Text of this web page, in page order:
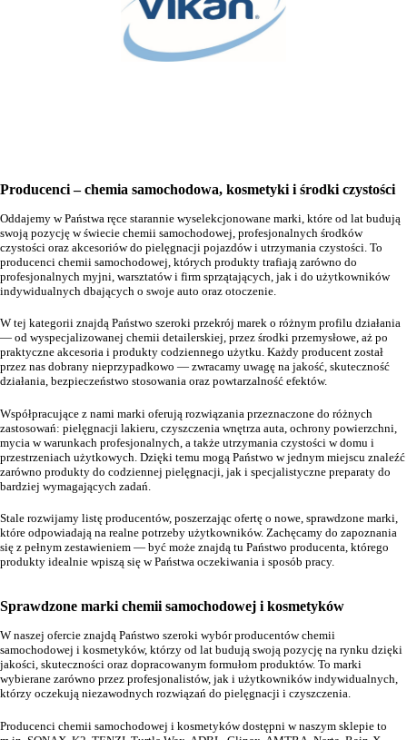
Producenci – chemia samochodowa, kosmetyki i środki czystości
Oddajemy w Państwa ręce starannie wyselekcjonowane marki, które od lat budują
swoją pozycję w świecie chemii samochodowej, profesjonalnych środków
czystości oraz akcesoriów do pielęgnacji pojazdów i utrzymania czystości. To
producenci chemii samochodowej, których produkty trafiają zarówno do
profesjonalnych myjni, warsztatów i firm sprzątających, jak i do użytkowników
indywidualnych dbających o swoje auto oraz otoczenie.
W tej kategorii znajdą Państwo szeroki przekrój marek o różnym profilu działania
— od wyspecjalizowanej chemii detailerskiej, przez środki przemysłowe, aż po
praktyczne akcesoria i produkty codziennego użytku. Każdy producent został
przez nas dobrany nieprzypadkowo — zwracamy uwagę na jakość, skuteczność
działania, bezpieczeństwo stosowania oraz powtarzalność efektów.
Współpracujące z nami marki oferują rozwiązania przeznaczone do różnych
zastosowań: pielęgnacji lakieru, czyszczenia wnętrza auta, ochrony powierzchni,
mycia w warunkach profesjonalnych, a także utrzymania czystości w domu i
przestrzeniach użytkowych. Dzięki temu mogą Państwo w jednym miejscu znaleźć
zarówno produkty do codziennej pielęgnacji, jak i specjalistyczne preparaty do
bardziej wymagających zadań.
Stale rozwijamy listę producentów, poszerzając ofertę o nowe, sprawdzone marki,
które odpowiadają na realne potrzeby użytkowników. Zachęcamy do zapoznania
się z pełnym zestawieniem — być może znajdą tu Państwo producenta, którego
produkty idealnie wpiszą się w Państwa oczekiwania i sposób pracy.
Sprawdzone marki chemii samochodowej i kosmetyków
W naszej ofercie znajdą Państwo szeroki wybór producentów chemii
samochodowej i kosmetyków, którzy od lat budują swoją pozycję na rynku dzięki
jakości, skuteczności oraz dopracowanym formułom produktów. To marki
wybierane zarówno przez profesjonalistów, jak i użytkowników indywidualnych,
którzy oczekują niezawodnych rozwiązań do pielęgnacji i czyszczenia.
Producenci chemii samochodowej i kosmetyków dostępni w naszym sklepie to